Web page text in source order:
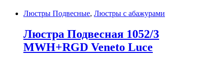
Люстры Подвесные, Люстры с абажурами
Люстра Подвесная 1052/3
MWH+RGD Veneto Luce